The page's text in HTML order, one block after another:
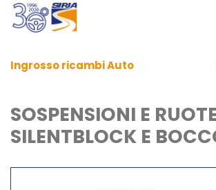
Ingrosso ricambi Auto
SOSPENSIONI E
SILENTBLOCK E